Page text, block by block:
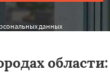
данных
области: